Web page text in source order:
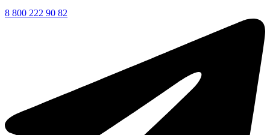
8 800 222 90 82